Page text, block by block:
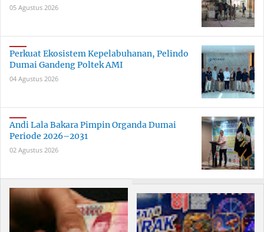
05 Agustus 2026
Perkuat Ekosistem Kepelabuhanan, Pelindo
Dumai Gandeng Poltek AMI
04 Agustus 2026
Andi Lala Bakara Pimpin Organda Dumai
Periode 2026–2031
02 Agustus 2026